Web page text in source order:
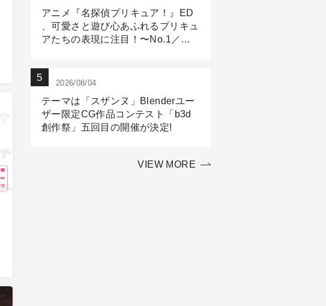
アニメ『名探偵プリキュア！』ED
、可愛さと遊び心あふれるプリキュ
アたちの表現に注目！〜No.1／演
2026/08/04
テーマは「スザンヌ」Blenderユー
ザー限定CG作品コンテスト「b3d
創作祭」五回目の開催が決定!
VIEW MORE